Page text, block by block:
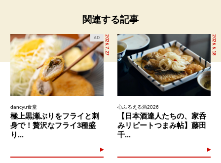
関連する記事
2026.7.27
AD
dancyu食堂
極上黒瀬ぶりをフライと刺
身で！贅沢なフライ3種盛
り...
2026.6.18
心ふるえる酒2026
【日本酒達人たちの、家呑
みリピートつまみ帖】藤田
千...